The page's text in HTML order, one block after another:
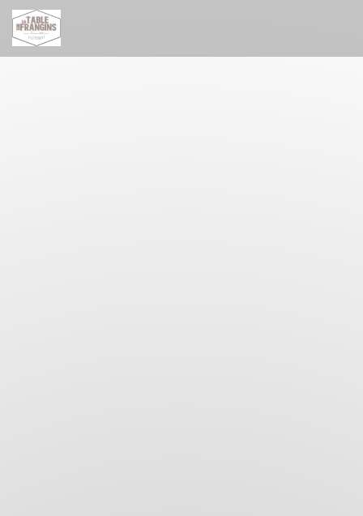
Painel de Gerenciamento de Cookies